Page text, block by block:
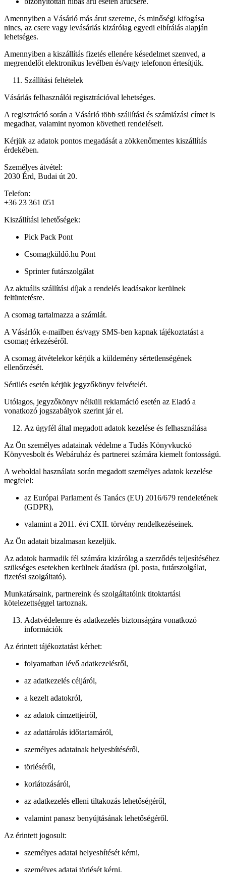
Amennyiben a Vásárló más árut szeretne, és minőségi kifogása
nincs, az csere vagy levásárlás kizárólag egyedi elbírálás alapján
lehetséges.
Amennyiben a kiszállítás fizetés ellenére késedelmet szenved, a
megrendelőt elektronikus levélben és/vagy telefonon értesítjük.
Szállítási feltételek
Vásárlás felhasználói regisztrációval lehetséges.
A regisztráció során a Vásárló több szállítási és számlázási címet is
megadhat, valamint nyomon követheti rendeléseit.
Kérjük az adatok pontos megadását a zökkenőmentes kiszállítás
érdekében.
Személyes átvétel:
2030 Érd, Budai út 20.
Telefon:
+36 23 361 051
Kiszállítási lehetőségek:
Pick Pack Pont
Csomagküldő.hu Pont
Sprinter futárszolgálat
Az aktuális szállítási díjak a rendelés leadásakor kerülnek
feltüntetésre.
A csomag tartalmazza a számlát.
A Vásárlók e-mailben és/vagy SMS-ben kapnak tájékoztatást a
csomag érkezéséről.
A csomag átvételekor kérjük a küldemény sértetlenségének
ellenőrzését.
Sérülés esetén kérjük jegyzőkönyv felvételét.
Utólagos, jegyzőkönyv nélküli reklamáció esetén az Eladó a
vonatkozó jogszabályok szerint jár el.
Az ügyfél által megadott adatok kezelése és felhasználása
Az Ön személyes adatainak védelme a Tudás Könyvkuckó
Könyvesbolt és Webáruház és partnerei számára kiemelt fontosságú.
A weboldal használata során megadott személyes adatok kezelése
megfelel:
az Európai Parlament és Tanács (EU) 2016/679 rendeletének
(GDPR),
valamint a 2011. évi CXII. törvény rendelkezéseinek.
Az Ön adatait bizalmasan kezeljük.
Az adatok harmadik fél számára kizárólag a szerződés teljesítéséhez
szükséges esetekben kerülnek átadásra (pl. posta, futárszolgálat,
fizetési szolgáltató).
Munkatársaink, partnereink és szolgáltatóink titoktartási
kötelezettséggel tartoznak.
Adatvédelemre és adatkezelés biztonságára vonatkozó
információk
Az érintett tájékoztatást kérhet:
folyamatban lévő adatkezelésről,
az adatkezelés céljáról,
a kezelt adatokról,
az adatok címzettjeiről,
az adattárolás időtartamáról,
személyes adatainak helyesbítéséről,
törléséről,
korlátozásáról,
az adatkezelés elleni tiltakozás lehetőségéről,
valamint panasz benyújtásának lehetőségéről.
Az érintett jogosult:
személyes adatai helyesbítését kérni,
személyes adatai törlését kérni,